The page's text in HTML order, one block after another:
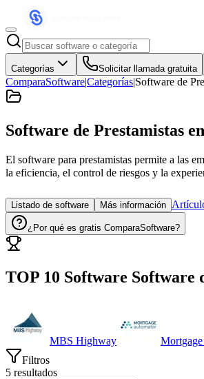
Categorías Solicitar llamada gratuita
ComparaSoftware|Categorías|Software de
Software de Prestamistas
El software para prestamistas permite a las
la eficiencia, el control de riesgos y la
Listado de software Más información
¿Por qué es gratis ComparaSoftware?
TOP 10 Software Software
MBS Highway
Filtros
5 resultados